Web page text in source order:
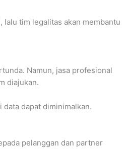
lalu tim legalitas akan membantu
Namun, jasa profesional
diajukan.
dapat diminimalkan.
pelanggan dan partner